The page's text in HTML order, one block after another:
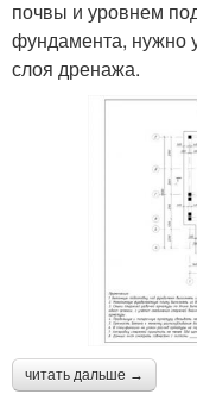
почвы и уровнем
фундамента, нужно
слоя дренажа.
читать дальше →